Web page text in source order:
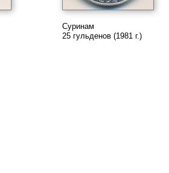
Суринам
25 гульденов (1981 г.)